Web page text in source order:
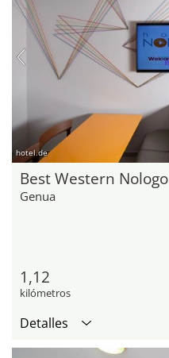
hotel.de
Best Western Nologo
Genua
1,12
kilómetros
Detalles